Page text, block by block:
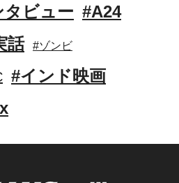
タビュー #A24
話 #ゾンビ
#インド映画